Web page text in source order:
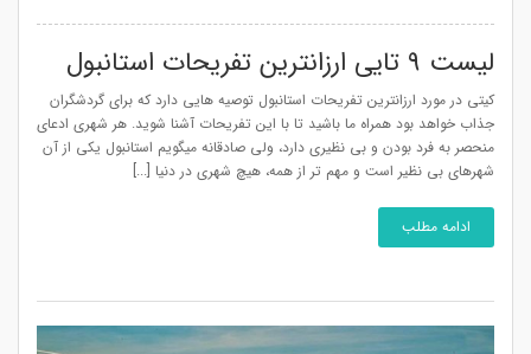
لیست 9 تایی ارزانترین تفریحات استانبول
کیتی در مورد ارزانترین تفریحات استانبول توصیه هایی دارد که برای گردشگران
جذاب خواهد بود همراه ما باشید تا با این تفریحات آشنا شوید. هر شهری ادعای
منحصر به فرد بودن و بی نظیری دارد، ولی صادقانه میگویم استانبول یکی از آن
شهرهای بی نظیر است و مهم تر از همه، هیچ شهری در دنیا [...]
ادامه مطلب